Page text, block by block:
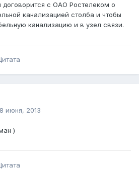
договорится с ОАО Ростелеком о
канализацией столба и чтобы
канализацию и в узел связи.
июня, 2013
)